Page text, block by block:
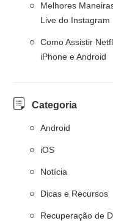
Melhores
Live do Instagram
Como Assistir
iPhone e Android
Categoria
Android
iOS
Notícia
Dicas e Recursos
Recuperação de